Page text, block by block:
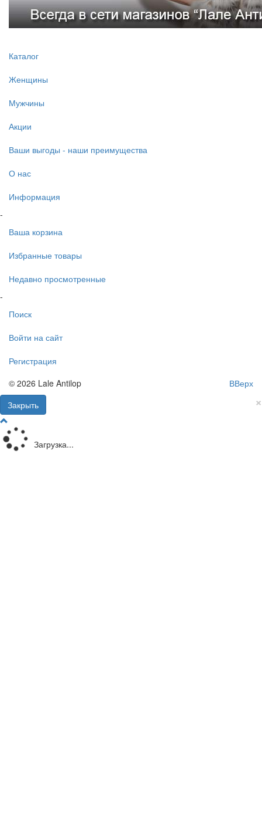
Каталог
Женщины
Мужчины
Акции
Ваши выгоды - наши преимущества
О нас
Информация
-
Ваша корзина
Избранные товары
Недавно просмотренные
-
Поиск
Войти на сайт
Регистрация
ВВерх
© 2026 Lale Antilop
×
Закрыть
Загрузка...